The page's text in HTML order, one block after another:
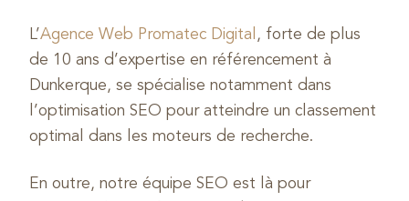
L’Agence Web Promatec Digital , forte de plus
de 10 ans d’expertise en référencement à
Dunkerque, se spécialise notamment dans
l’optimisation SEO pour atteindre un classement
optimal dans les moteurs de recherche.
En outre, notre équipe SEO est là pour